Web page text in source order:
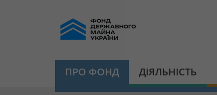
ПРО ФОНД ДІЯЛЬНІСТЬ